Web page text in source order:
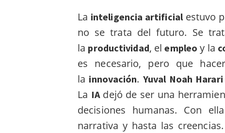
La inteligencia artificialestuvo
no se trata del futuro. Se
la productividad, elempleo y la
es necesario, pero que
la innovación. Yuval Noah Harari
La IAdejó de ser una
decisiones humanas. Con
narrativa y hasta las